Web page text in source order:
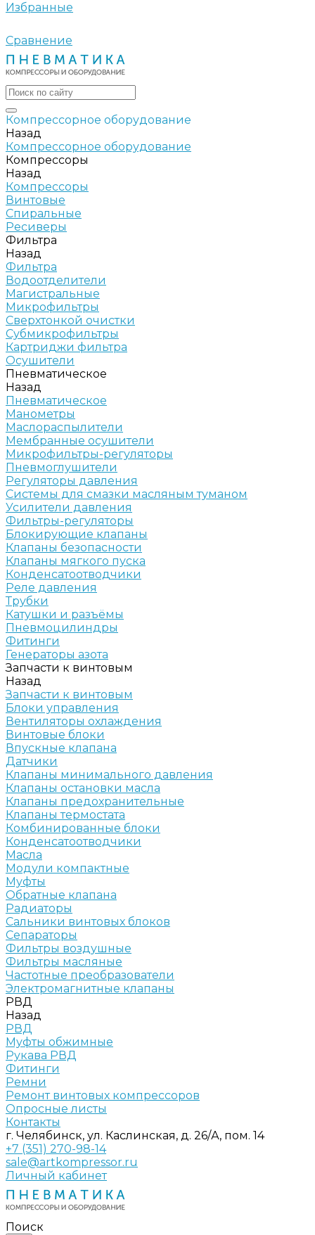
Избранные
Сравнение
Компрессорное оборудование
Назад
Компрессорное оборудование
Компрессоры
Назад
Компрессоры
Винтовые
Спиральные
Ресиверы
Фильтра
Назад
Фильтра
Водоотделители
Магистральные
Микрофильтры
Сверхтонкой очистки
Субмикрофильтры
Картриджи фильтра
Осушители
Пневматическое
Назад
Пневматическое
Манометры
Маслораспылители
Мембранные осушители
Микрофильтры-регуляторы
Пневмоглушители
Регуляторы давления
Системы для смазки масляным туманом
Усилители давления
Фильтры-регуляторы
Блокирующие клапаны
Клапаны безопасности
Клапаны мягкого пуска
Конденсатоотводчики
Реле давления
Трубки
Катушки и разъёмы
Пневмоцилиндры
Фитинги
Генераторы азота
Запчасти к винтовым
Назад
Запчасти к винтовым
Блоки управления
Вентиляторы охлаждения
Винтовые блоки
Впускные клапана
Датчики
Клапаны минимального давления
Клапаны остановки масла
Клапаны предохранительные
Клапаны термостата
Комбинированные блоки
Конденсатоотводчики
Масла
Модули компактные
Муфты
Обратные клапана
Радиаторы
Сальники винтовых блоков
Сепараторы
Фильтры воздушные
Фильтры масляные
Частотные преобразователи
Электромагнитные клапаны
РВД
Назад
РВД
Муфты обжимные
Рукава РВД
Фитинги
Ремни
Ремонт винтовых компрессоров
Опросные листы
Контакты
г. Челябинск, ул. Каслинская, д. 26/А, пом. 14
+7 (351) 270-98-14
sale@artkompressor.ru
Личный кабинет
Поиск